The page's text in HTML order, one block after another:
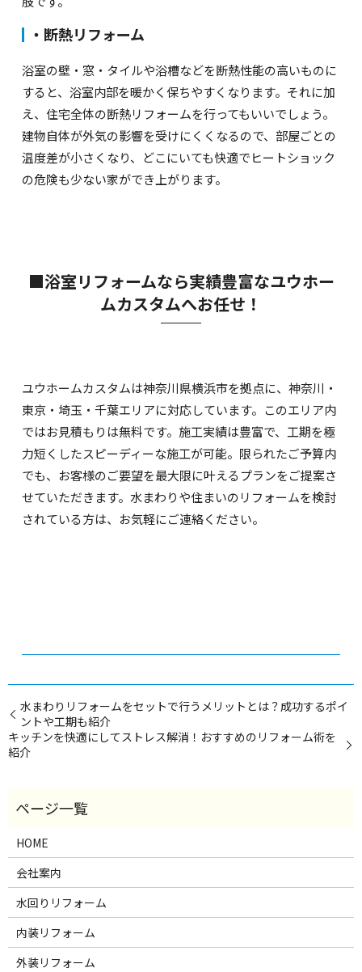
・断熱リフォーム
浴室の壁・窓・タイルや浴槽などを断熱性能の高いものに
すると、浴室内部を暖かく保ちやすくなります。それに加
え、住宅全体の断熱リフォームを行ってもいいでしょう。
建物自体が外気の影響を受けにくくなるので、部屋ごとの
温度差が小さくなり、どこにいても快適でヒートショック
の危険も少ない家ができ上がります。
■浴室リフォームなら実績豊富なユウホー
ムカスタムへお任せ！
ユウホームカスタムは神奈川県横浜市を拠点に、神奈川・
東京・埼玉・千葉エリアに対応しています。このエリア内
ではお見積もりは無料です。施工実績は豊富で、工期を極
力短くしたスピーディーな施工が可能。限られたご予算内
でも、お客様のご要望を最大限に叶えるプランをご提案さ
せていただきます。水まわりや住まいのリフォームを検討
されている方は、お気軽にご連絡ください。
水まわりリフォームをセットで行うメリットとは？成功するポイ
ントや工期も紹介
キッチンを快適にしてストレス解消！おすすめのリフォーム術を
紹介
HOME
会社案内
水回りリフォーム
内装リフォーム
外装リフォーム